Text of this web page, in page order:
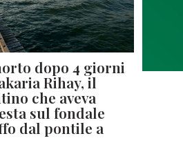
dopo 4 giorni
Rihay, il
che aveva
sul fondale
dal pontile a